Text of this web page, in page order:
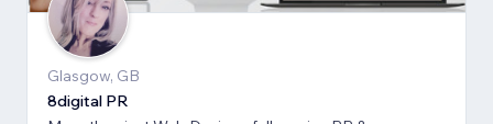
Glasgow, GB
8digital PR